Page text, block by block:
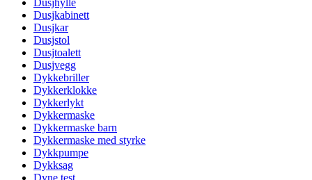
Dusjhylle
Dusjkabinett
Dusjkar
Dusjstol
Dusjtoalett
Dusjvegg
Dykkebriller
Dykkerklokke
Dykkerlykt
Dykkermaske
Dykkermaske barn
Dykkermaske med styrke
Dykkpumpe
Dykksag
Dyne test